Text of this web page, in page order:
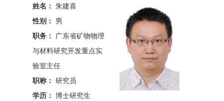
姓名： 朱建喜
性别：
男
职务：
广东省矿物物理
与材料研究开发重点实
验室主任
职称： 研究员
学历： 博士研究生